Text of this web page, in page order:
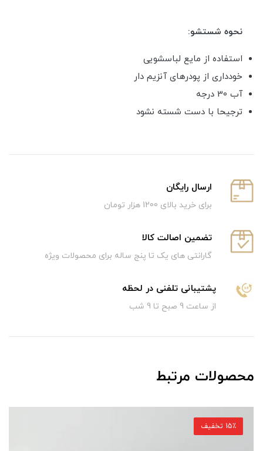
نحوه شستشو:
استفاده از مایع لباسشویی
خودداری از پودرهای آنزیم دار
آب 30 درجه
ترجیحا با دست شسته نشود
ارسال رایگان
برای خرید بالای 1200 هزار تومان
تضمین اصالت کالا
گارانتی های یک تا پنج ساله برای محصولات ویژه
پشتیبانی تلفنی در لحظه
از ساعت 9 صبح تا 9 شب
محصولات مرتبط
15٪ تخفیف